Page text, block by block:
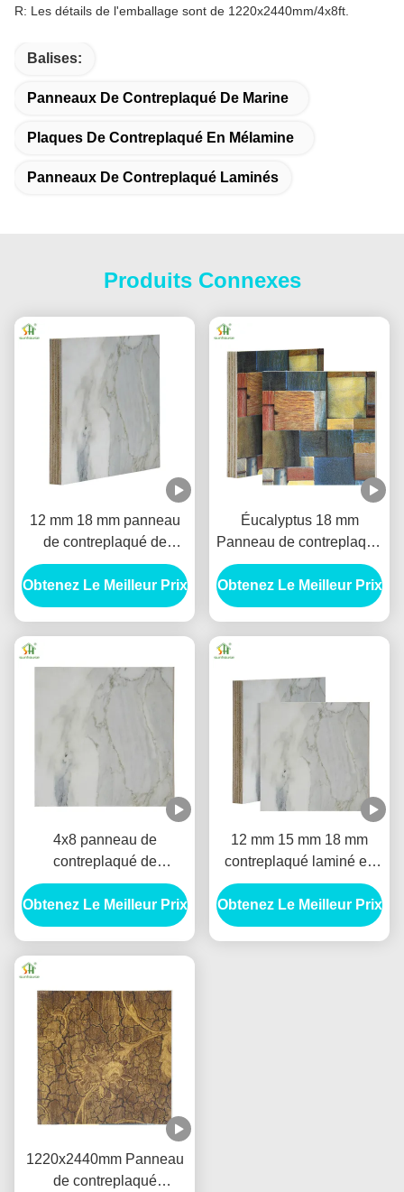
R: Les détails de l'emballage sont de 1220x2440mm/4x8ft.
Balises:
Panneaux De Contreplaqué De Marine
Plaques De Contreplaqué En Mélamine
Panneaux De Contreplaqué Laminés
Produits Connexes
12 mm 18 mm panneau
de contreplaqué de
mélamine
Environnemental
contreplaqué pour
Obtenez Le Meilleur Prix
Éucalyptus 18 mm
Panneau de contreplaqué
Résistant aux termites
contreplaqué 9 mm
2440x1220 mm
Obtenez Le Meilleur Prix
4x8 panneau de
contreplaqué de
mélamine Eucalyptus
bois noyau personnalisé
pour les meubles feuille
Obtenez Le Meilleur Prix
12 mm 15 mm 18 mm
contreplaqué laminé en
mélamine 1220x2440 mm
contreplaqué noir en
mélamine
Obtenez Le Meilleur Prix
1220x2440mm Panneau
de contreplaqué